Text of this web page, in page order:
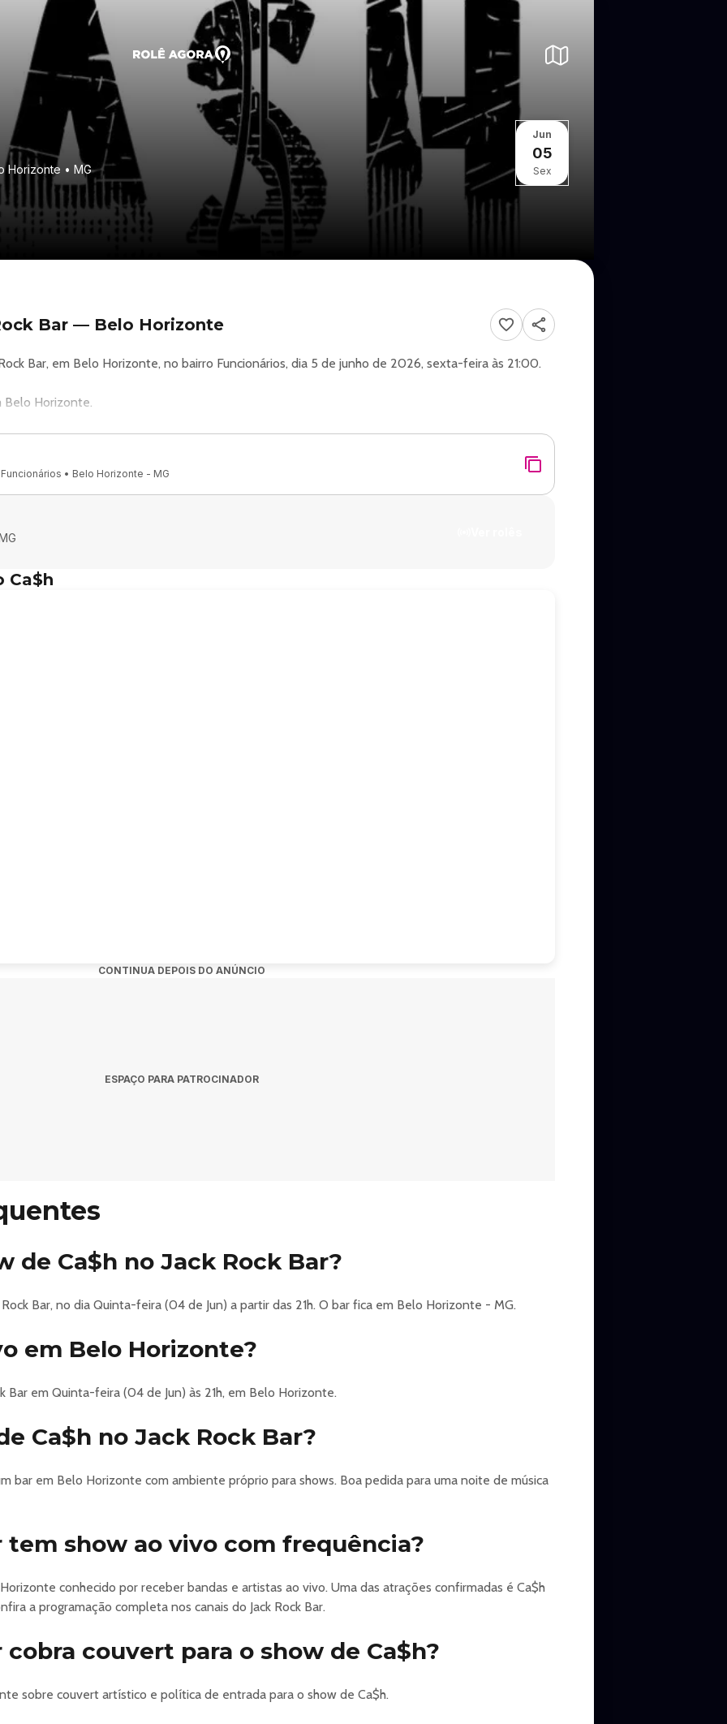
Horizonte • MG
Jun
05
Sex
Bar — Belo Horizonte
Bar, em Belo Horizonte, no bairro Funcionários, dia 5 de junho de 2026, sexta-feira às 21:00.
Belo Horizonte.
Belo Horizonte - MG, 30110-035, Brasil.
oficiais do evento.
uma programação das mais especiais e pedidas pela galera: o MTV 2000’s Hits! Prepare-se pra
da história do rock, quando os clipes dominavam a TV e as bandas escreviam hinos que
• Belo Horizonte - MG
Ca$h
CONTINUA DEPOIS DO ANÚNCIO
ESPAÇO PARA PATROCINADOR
de Ca$h no Jack Rock Bar?
Bar, no dia Quinta-feira (04 de Jun) a partir das 21h. O bar fica em Belo Horizonte - MG.
em Belo Horizonte?
Bar em Quinta-feira (04 de Jun) às 21h, em Belo Horizonte.
Ca$h no Jack Rock Bar?
bar em Belo Horizonte com ambiente próprio para shows. Boa pedida para uma noite de música
tem show ao vivo com frequência?
conhecido por receber bandas e artistas ao vivo. Uma das atrações confirmadas é Ca$h
a programação completa nos canais do Jack Rock Bar.
cobra couvert para o show de Ca$h?
sobre couvert artístico e política de entrada para o show de Ca$h.